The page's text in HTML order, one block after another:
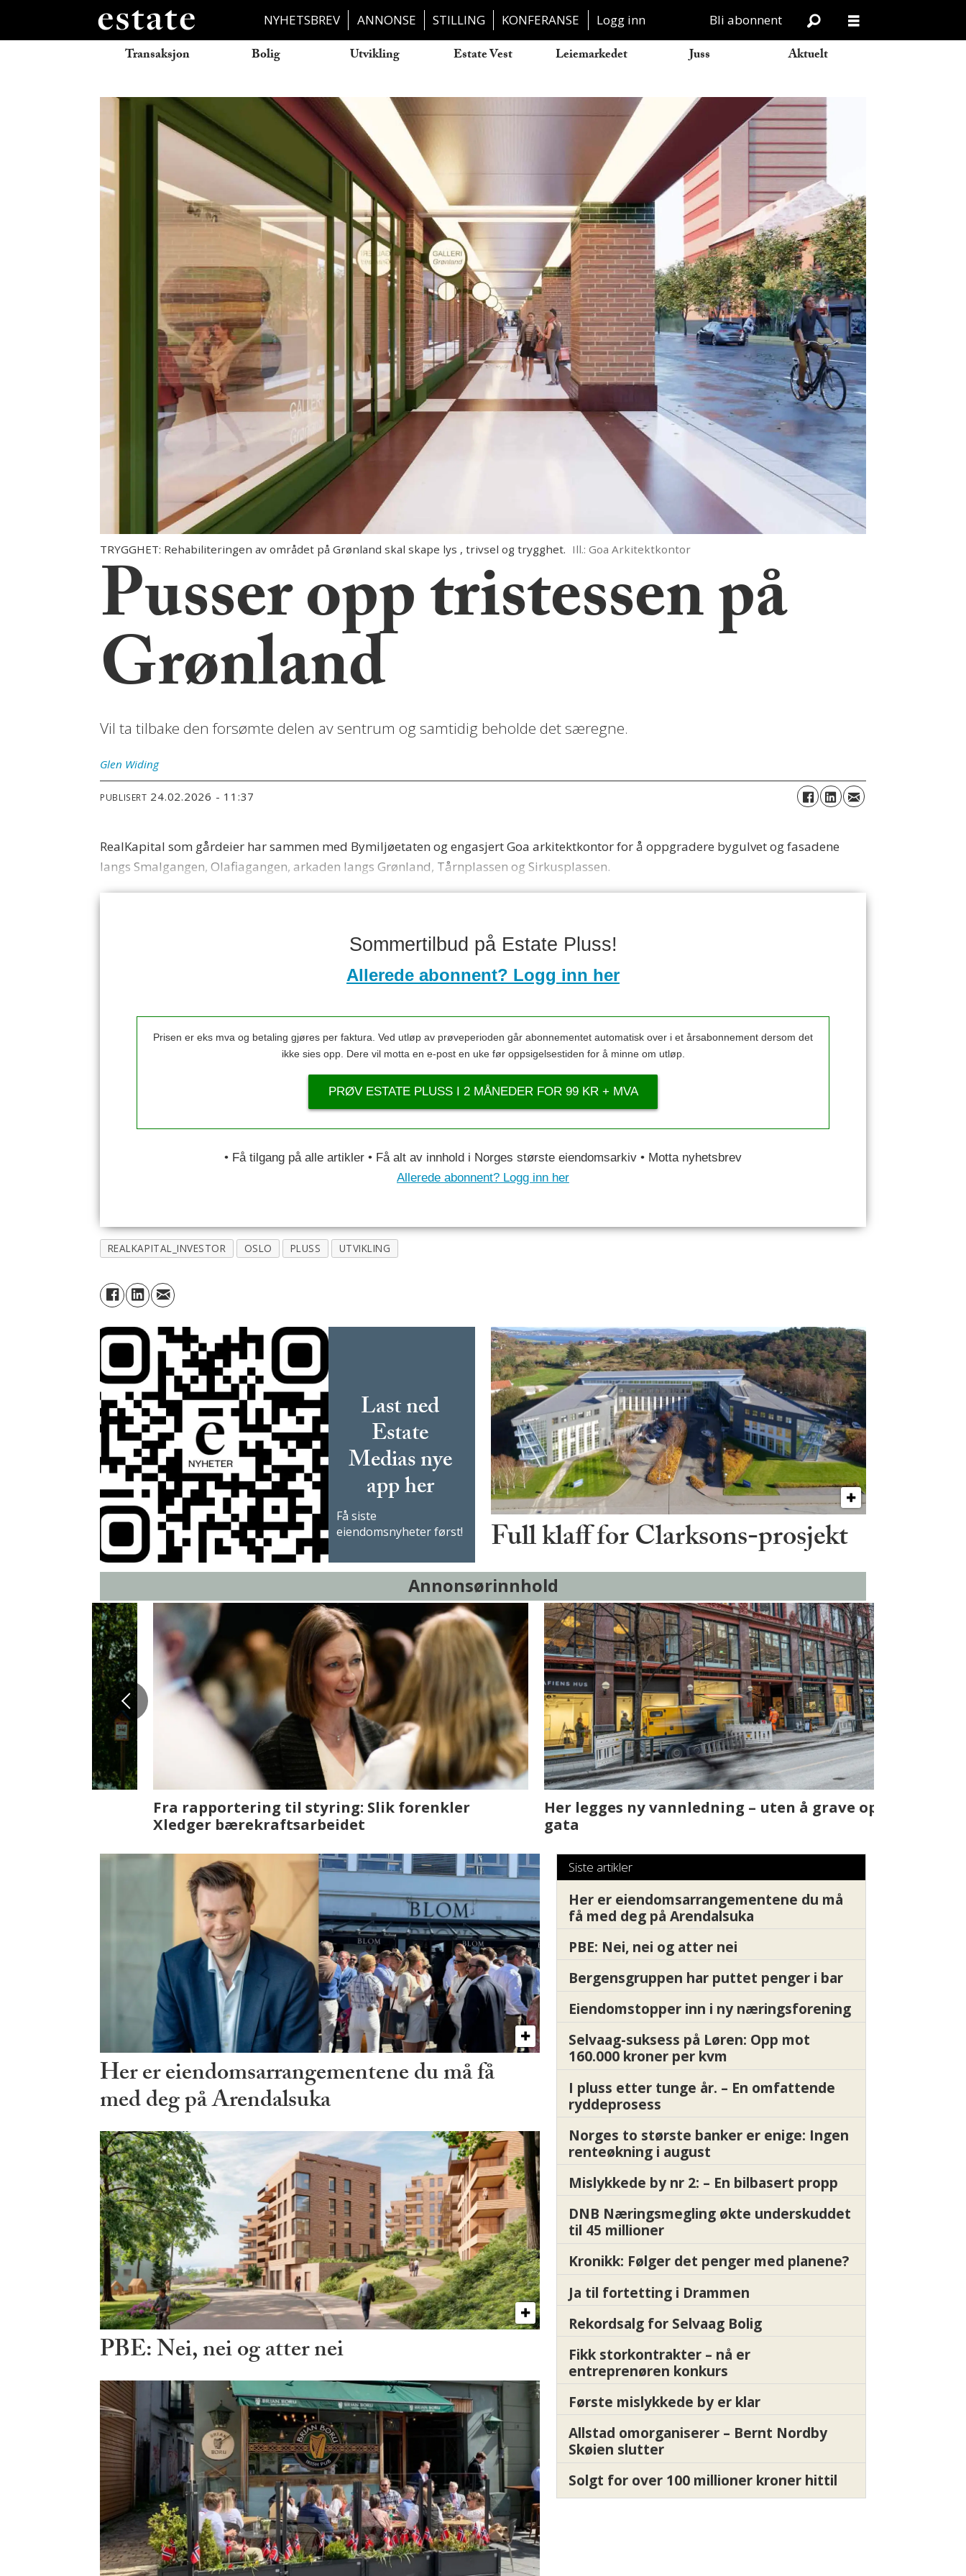
NYHETSBREV ANNONSE STILLING KONFERANSE Logg inn Bli abonnent
Transaksjon Bolig Utvikling Estate Vest Leiemarkedet Juss Aktuelt
TRYGGHET: Rehabiliteringen av området på Grønland skal skape lys , trivsel og trygghet. Ill.: Goa Arkitektkontor
Pusser opp tristessen på
Grønland
Vil ta tilbake den forsømte delen av sentrum og samtidig beholde det særegne.
Glen Widing
PUBLISERT 24.02.2026 - 11:37
RealKapital som gårdeier har sammen med Bymiljøetaten og engasjert Goa arkitektkontor for å oppgradere bygulvet og fasadene
langs Smalgangen, Olafiagangen, arkaden langs Grønland, Tårnplassen og Sirkusplassen.
Sommertilbud på Estate Pluss!
Allerede abonnent? Logg inn her
Prisen er eks mva og betaling gjøres per faktura. Ved utløp av prøveperioden går abonnementet automatisk over i et årsabonnement dersom det
ikke sies opp. Dere vil motta en e-post en uke før oppsigelsestiden for å minne om utløp.
PRØV ESTATE PLUSS I 2 MÅNEDER FOR 99 KR + MVA
• Få tilgang på alle artikler • Få alt av innhold i Norges største eiendomsarkiv • Motta nyhetsbrev
Allerede abonnent? Logg inn her
REALKAPITAL_INVESTOR OSLO PLUSS UTVIKLING
Last ned
Estate
Medias nye
app her
Få siste
eiendomsnyheter først!
Full klaff for Clarksons-prosjekt
Annonsørinnhold
Fenistra endrer eiendomsbransjen med AI. Slik
ser vi på fremtiden
Det er i Drammen det skjer
Her er eiendomsarrangementene du må få
med deg på Arendalsuka
PBE: Nei, nei og atter nei
Siste artikler
Her er eiendomsarrangementene du må
få med deg på Arendalsuka
PBE: Nei, nei og atter nei
Bergensgruppen har puttet penger i bar
Eiendomstopper inn i ny næringsforening
Selvaag-suksess på Løren: Opp mot
160.000 kroner per kvm
I pluss etter tunge år. – En omfattende
ryddeprosess
Norges to største banker er enige: Ingen
renteøkning i august
Mislykkede by nr 2: – En bilbasert propp
DNB Næringsmegling økte underskuddet
til 45 millioner
Kronikk: Følger det penger med planene?
Ja til fortetting i Drammen
Rekordsalg for Selvaag Bolig
Fikk storkontrakter – nå er
entreprenøren konkurs
Første mislykkede by er klar
Allstad omorganiserer – Bernt Nordby
Skøien slutter
Solgt for over 100 millioner kroner hittil